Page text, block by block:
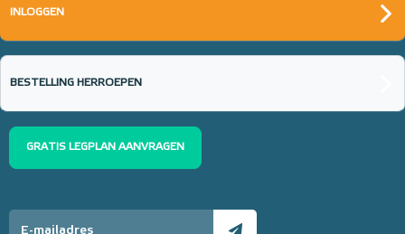
INLOGGEN
BESTELLING HERROEPEN
GRATIS LEGPLAN AANVRAGEN